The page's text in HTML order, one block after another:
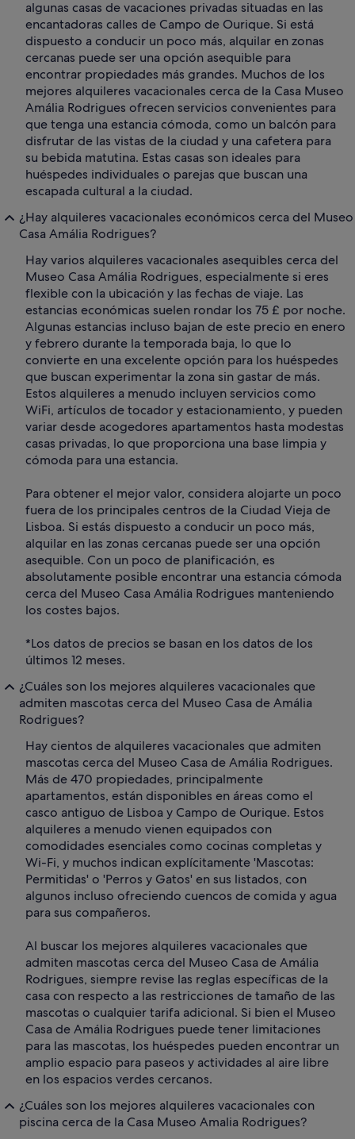
algunas casas de vacaciones privadas situadas en las
encantadoras calles de Campo de Ourique. Si está
dispuesto a conducir un poco más, alquilar en zonas
cercanas puede ser una opción asequible para
encontrar propiedades más grandes. Muchos de los
mejores alquileres vacacionales cerca de la Casa Museo
Amália Rodrigues ofrecen servicios convenientes para
que tenga una estancia cómoda, como un balcón para
disfrutar de las vistas de la ciudad y una cafetera para
su bebida matutina. Estas casas son ideales para
huéspedes individuales o parejas que buscan una
escapada cultural a la ciudad.
¿Hay alquileres vacacionales económicos cerca del Museo
Casa Amália Rodrigues?
Hay varios alquileres vacacionales asequibles cerca del
Museo Casa Amália Rodrigues, especialmente si eres
flexible con la ubicación y las fechas de viaje. Las
estancias económicas suelen rondar los 75 £ por noche.
Algunas estancias incluso bajan de este precio en enero
y febrero durante la temporada baja, lo que lo
convierte en una excelente opción para los huéspedes
que buscan experimentar la zona sin gastar de más.
Estos alquileres a menudo incluyen servicios como
WiFi, artículos de tocador y estacionamiento, y pueden
variar desde acogedores apartamentos hasta modestas
casas privadas, lo que proporciona una base limpia y
cómoda para una estancia.
Para obtener el mejor valor, considera alojarte un poco
fuera de los principales centros de la Ciudad Vieja de
Lisboa. Si estás dispuesto a conducir un poco más,
alquilar en las zonas cercanas puede ser una opción
asequible. Con un poco de planificación, es
absolutamente posible encontrar una estancia cómoda
cerca del Museo Casa Amália Rodrigues manteniendo
los costes bajos.
*Los datos de precios se basan en los datos de los
últimos 12 meses.
¿Cuáles son los mejores alquileres vacacionales que
admiten mascotas cerca del Museo Casa de Amália
Rodrigues?
Hay cientos de alquileres vacacionales que admiten
mascotas cerca del Museo Casa de Amália Rodrigues.
Más de 470 propiedades, principalmente
apartamentos, están disponibles en áreas como el
casco antiguo de Lisboa y Campo de Ourique. Estos
alquileres a menudo vienen equipados con
comodidades esenciales como cocinas completas y
Wi-Fi, y muchos indican explícitamente 'Mascotas:
Permitidas' o 'Perros y Gatos' en sus listados, con
algunos incluso ofreciendo cuencos de comida y agua
para sus compañeros.
Al buscar los mejores alquileres vacacionales que
admiten mascotas cerca del Museo Casa de Amália
Rodrigues, siempre revise las reglas específicas de la
casa con respecto a las restricciones de tamaño de las
mascotas o cualquier tarifa adicional. Si bien el Museo
Casa de Amália Rodrigues puede tener limitaciones
para las mascotas, los huéspedes pueden encontrar un
amplio espacio para paseos y actividades al aire libre
en los espacios verdes cercanos.
¿Cuáles son los mejores alquileres vacacionales con
piscina cerca de la Casa Museo Amalia Rodrigues?